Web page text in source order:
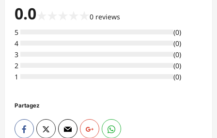
0.0 0 reviews
5
(0)
4
(0)
3
(0)
2
(0)
1
(0)
Partagez